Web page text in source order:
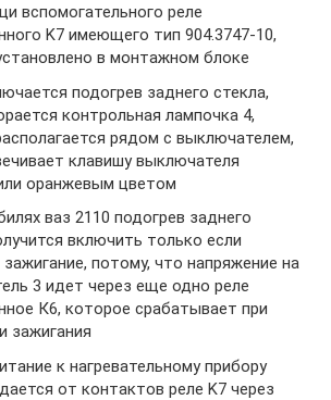
вспомогательного реле
K7 имеющего тип 904.3747-10,
в монтажном блоке
подогрев заднего стекла,
контрольная лампочка 4,
рядом с выключателем,
клавишу выключателя
оранжевым цветом
ваз 2110 подогрев заднего
включить только если
потому, что напряжение на
3 идет через еще одно реле
К6, которое срабатывает при
зажигания
к нагревательному прибору
от контактов реле K7 через